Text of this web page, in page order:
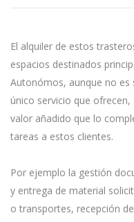
El alquiler de estos
espacios destinados
Autonómos, aunque no
único servicio que
valor añadido que lo
tareas a estos clientes.
Por ejemplo la gestión
y entrega de material
o transportes, recepción